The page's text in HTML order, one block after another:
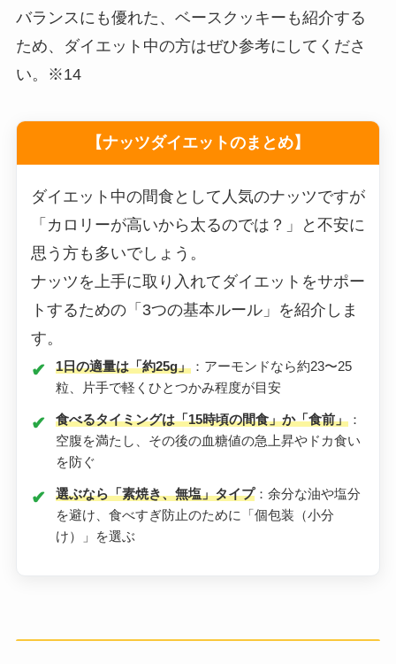
バランスにも優れた、ベースクッキーも紹介する
ため、ダイエット中の方はぜひ参考にしてくださ
い。※14
【ナッツダイエットのまとめ】
ダイエット中の間食として人気のナッツですが
「カロリーが高いから太るのでは？」と不安に
思う方も多いでしょう。
ナッツを上手に取り入れてダイエットをサポー
トするための「3つの基本ルール」を紹介しま
す。
1日の適量は「約25g」：アーモンドなら約23〜25
粒、片手で軽くひとつかみ程度が目安
食べるタイミングは「15時頃の間食」か「食前」：
空腹を満たし、その後の血糖値の急上昇やドカ食い
を防ぐ
選ぶなら「素焼き、無塩」タイプ：余分な油や塩分
を避け、食べすぎ防止のために「個包装（小分
け）」を選ぶ